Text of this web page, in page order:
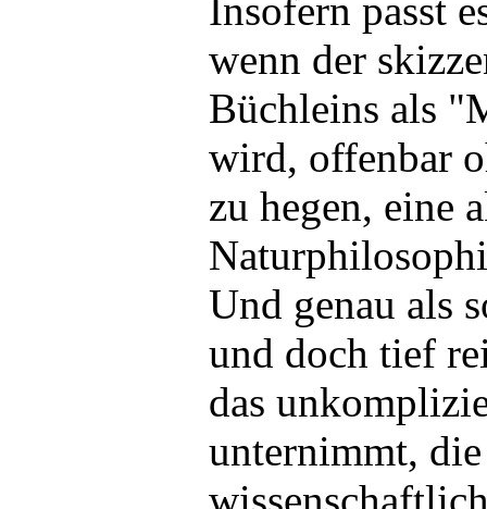
Insofern passt
wenn der
Büchleins als
wird, offenbar
zu hegen, eine
Und genau als
und doch tief
das
unternimmt,